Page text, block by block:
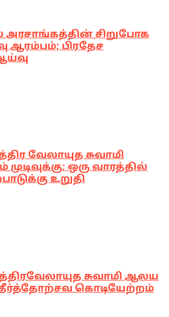
அரசாங்கத்தின் சிறுபோக
பிரதேச
வேலாயுத சுவாமி
ஒரு வாரத்தில்
உறுதி
சுவாமி ஆலய
கொடியேற்றம்